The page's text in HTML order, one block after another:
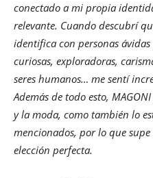
conectado a mi propia
relevante. Cuando descubrí
identifica con personas
curiosas, exploradoras,
seres humanos… me sentí
Además de todo esto,
y la moda, como también lo
mencionados, por lo que
elección perfecta.